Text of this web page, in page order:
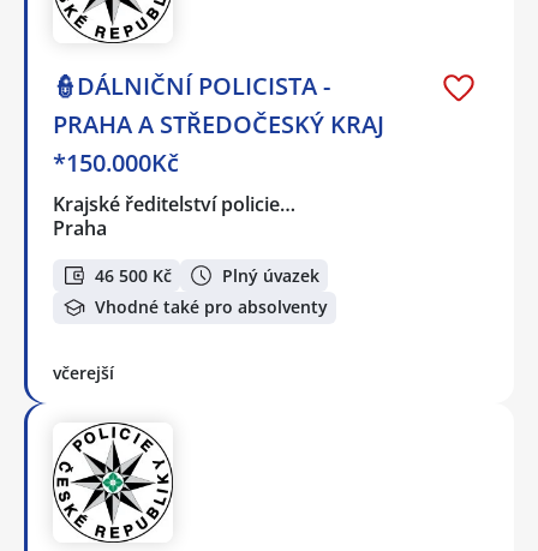
👮DÁLNIČNÍ POLICISTA -
PRAHA A STŘEDOČESKÝ KRAJ
*150.000Kč
Krajské ředitelství policie…
Praha
46 500 Kč
Plný úvazek
Vhodné také pro absolventy
včerejší